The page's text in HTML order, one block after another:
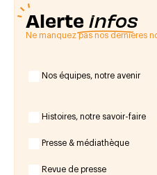
Alerte infos
Ne manquez pas nos dernières
Nos équipes, notre avenir
Histoires, notre savoir-faire
Presse & médiathèque
Revue de presse